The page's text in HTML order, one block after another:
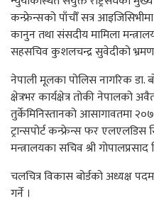
कन्फ्रेन्सको पाँचौँ सत्र
कानुन तथा संसदीय मामिला
सहसचिव कुशलचन्द्र सुवेदीको भ्रमण
नेपाली मूलका पोलिस नागरिक डा.
क्षेत्रभर कार्यक्षेत्र तोकी नेपालको
तुर्केमिनिस्तानको आसागावतमा
ट्रान्सपोर्ट कन्फ्रेन्स फर एलएलडिस
मन्त्रालयका सचिव श्री
चलचित्र विकास बोर्डको अध्यक्ष
गर्ने ।